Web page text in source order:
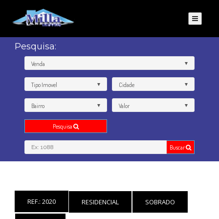
Pesquisa:
Venda
Tipo Imovel Cidade
Bairro Valor
Pesquisa
Buscar
REF.: 2020 RESIDENCIAL SOBRADO